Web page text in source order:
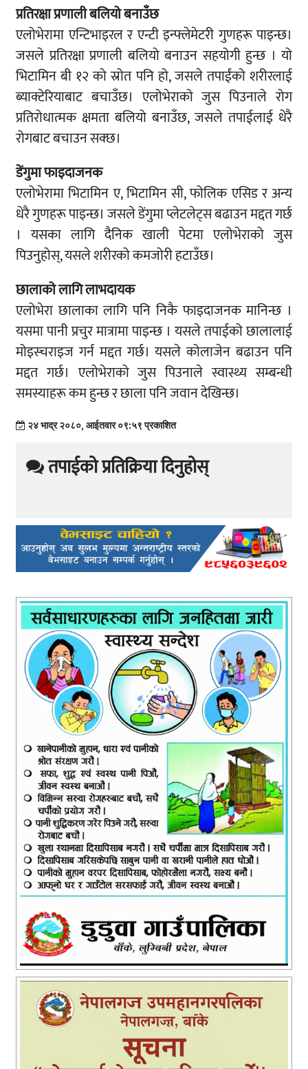
प्रतिरक्षा प्रणाली बलियो बनाउँछ
एलोभेरामा एन्टिभाइरल र एन्टी इन्फ्लेमेटरी गुणहरू पाइन्छ।
जसले प्रतिरक्षा प्रणाली बलियो बनाउन सहयोगी हुन्छ । यो
भिटामिन बी १२ को स्रोत पनि हो, जसले तपाईंको शरीरलाई
ब्याक्टेरियाबाट बचाउँछ। एलोभेराको जुस पिउनाले रोग
प्रतिरोधात्मक क्षमता बलियो बनाउँछ, जसले तपाईलाई धेरै
रोगबाट बचाउन सक्छ।
डेंगुमा फाइदाजनक
एलोभेरामा भिटामिन ए, भिटामिन सी, फोलिक एसिड र अन्य
धेरै गुणहरू पाइन्छ। जसले डेंगुमा प्लेटलेट्स बढाउन मद्दत गर्छ
। यसका लागि दैनिक खाली पेटमा एलोभेराको जुस
पिउनुहोस्, यसले शरीरको कमजोरी हटाउँछ।
छालाको लागि लाभदायक
एलोभेरा छालाका लागि पनि निकै फाइदाजनक मानिन्छ ।
यसमा पानी प्रचुर मात्रामा पाइन्छ । यसले तपाईको छालालाई
मोइस्चराइज गर्न मद्दत गर्छ। यसले कोलाजेन बढाउन पनि
मद्दत गर्छ। एलोभेराको जुस पिउनाले स्वास्थ्य सम्बन्धी
समस्याहरू कम हुन्छ र छाला पनि जवान देखिन्छ।
२४ भाद्र २०८०, आईतवार ०९:५९ प्रकाशित
तपाईको प्रतिक्रिया दिनुहोस्